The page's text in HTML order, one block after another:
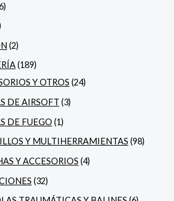
(2)
(189)
Y OTROS (24)
DE AIRSOFT (3)
DE FUEGO (1)
Y MULTIHERRAMIENTAS (98)
Y ACCESORIOS (4)
(32)